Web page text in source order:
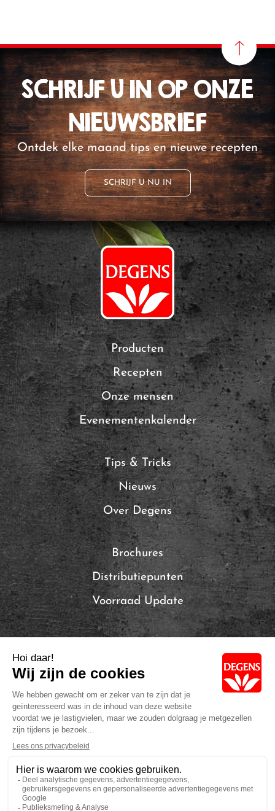
SCHRIJF U IN OP ONZE
NIEUWSBRIEF
Ontdek elke maand tips en nieuwe recepten
SCHRIJF U NU IN
Producten
Recepten
Onze mensen
Evenementenkalender
Tips & Tricks
Nieuws
Over Degens
Brochures
Distributiepunten
Voorraad Update
Local Brands of Solina
Privacybeleid